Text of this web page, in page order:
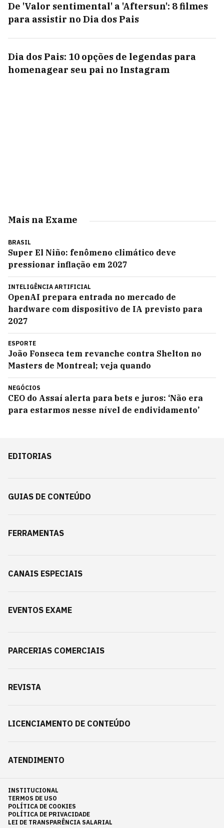
De 'Valor sentimental' a 'Aftersun': 8 filmes
para assistir no Dia dos Pais
Dia dos Pais: 10 opções de legendas para
homenagear seu pai no Instagram
Mais na Exame
BRASIL
Super El Niño: fenômeno climático deve
pressionar inflação em 2027
INTELIGÊNCIA ARTIFICIAL
OpenAI prepara entrada no mercado de
hardware com dispositivo de IA previsto para
2027
ESPORTE
João Fonseca tem revanche contra Shelton no
Masters de Montreal; veja quando
NEGÓCIOS
CEO do Assaí alerta para bets e juros: ‘Não era
para estarmos nesse nível de endividamento’
EDITORIAS
GUIAS DE CONTEÚDO
FERRAMENTAS
CANAIS ESPECIAIS
EVENTOS EXAME
PARCERIAS COMERCIAIS
REVISTA
LICENCIAMENTO DE CONTEÚDO
ATENDIMENTO
INSTITUCIONAL
TERMOS DE USO
POLÍTICA DE COOKIES
POLÍTICA DE PRIVACIDADE
LEI DE TRANSPARÊNCIA SALARIAL